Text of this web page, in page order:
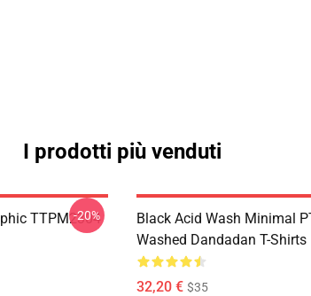
I prodotti più venduti
TTPM2304
-20%
Black Acid Wash Minimal
Washed Dandadan T-Shirts
32,20 € $35